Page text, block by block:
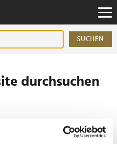
SUCHEN
durchsuchen